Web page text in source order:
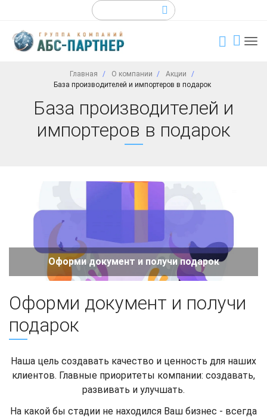
Главная О компании
Акции
База производителей и импортеров в подарок
База производителей и
импортеров в подарок
Оформи документ и получи подарок
Оформи документ и получи
подарок
Наша цель создавать качество и ценность для наших
клиентов. Главные приоритеты компании: создавать,
развивать и улучшать.
На какой бы стадии не находился Ваш бизнес - всегда